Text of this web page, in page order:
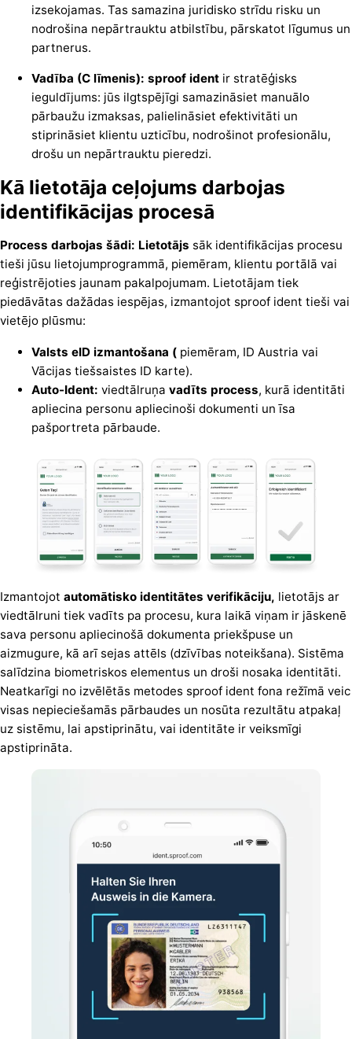
izsekojamas. Tas samazina juridisko strīdu risku un
nodrošina nepārtrauktu atbilstību, pārskatot līgumus un
partnerus.
Vadība (C līmenis): sproof ident ir stratēģisks
ieguldījums: jūs ilgtspējīgi samazināsiet manuālo
pārbaužu izmaksas, palielināsiet efektivitāti un
stiprināsiet klientu uzticību, nodrošinot profesionālu,
drošu un nepārtrauktu pieredzi.
Kā lietotāja ceļojums darbojas
identifikācijas procesā
Process darbojas šādi: Lietotājs sāk identifikācijas procesu
tieši jūsu lietojumprogrammā, piemēram, klientu portālā vai
reģistrējoties jaunam pakalpojumam. Lietotājam tiek
piedāvātas dažādas iespējas, izmantojot sproof ident tieši vai
vietējo plūsmu:
Valsts eID izmantošana ( piemēram, ID Austria vai
Vācijas tiešsaistes ID karte).
Auto-Ident: viedtālruņa vadīts process, kurā identitāti
apliecina personu apliecinoši dokumenti un īsa
pašportreta pārbaude.
Izmantojot automātisko identitātes verifikāciju, lietotājs ar
viedtālruni tiek vadīts pa procesu, kura laikā viņam ir jāskenē
sava personu apliecinošā dokumenta priekšpuse un
aizmugure, kā arī sejas attēls (dzīvības noteikšana). Sistēma
salīdzina biometriskos elementus un droši nosaka identitāti.
Neatkarīgi no izvēlētās metodes sproof ident fona režīmā veic
visas nepieciešamās pārbaudes un nosūta rezultātu atpakaļ
uz sistēmu, lai apstiprinātu, vai identitāte ir veiksmīgi
apstiprināta.